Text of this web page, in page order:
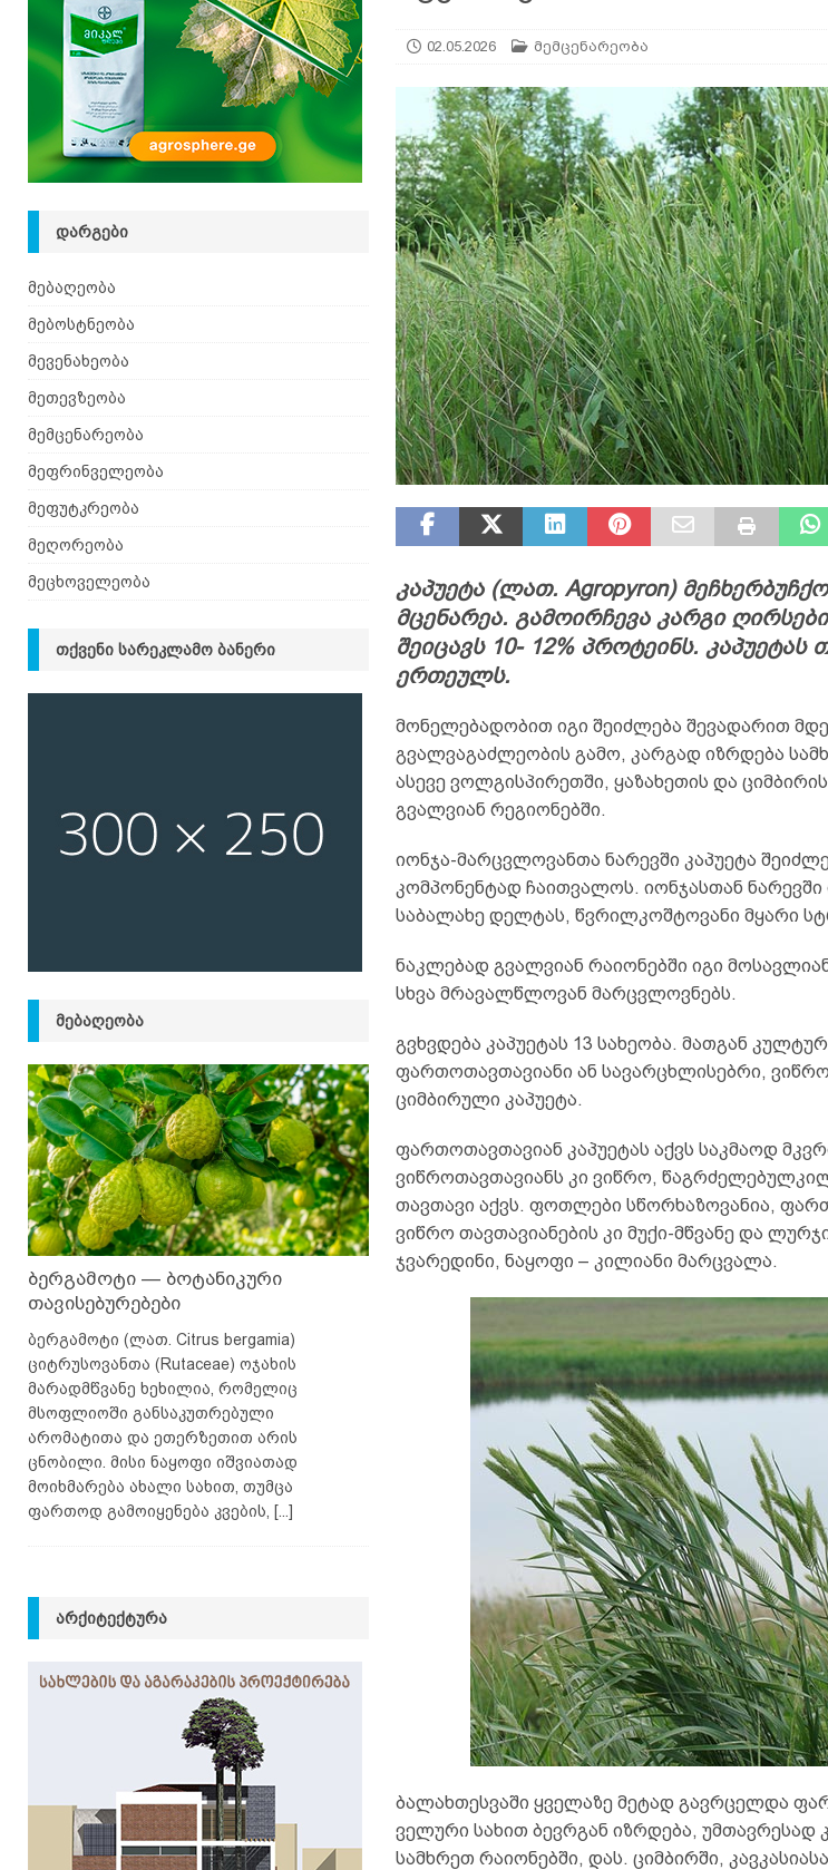
იზრდება ᲛᲔᲑᲝᲡᲢᲜᲔᲝᲑᲐ
[ 06.08.2026 ] მაჯაღვერი – დეკორატიული მცენარე AGROPLUS
02.05.2026 მემცენარეობა
კაპუეტა (ლათ. Agropyron)
მცენარეა. გამოირჩევა კარგი
შეიცავს 10- 12% პროტეინს. კაპუეტას
ერთეულს.
მონელებადობით იგი შეიძლება შევადარით
გვალვაგაძლეობის გამო, კარგად იზრდება
ასევე ვოლგისპირეთში, ყაზახეთის და
გვალვიან რეგიონებში.
იონჯა-მარცვლოვანთა ნარევში კაპუეტა
კომპონენტად ჩაითვალოს. იონჯასთან ნარევში
საბალახე დელტას, წვრილკოშტოვანი მყარი
ნაკლებად გვალვიან რაიონებში იგი
სხვა მრავალწლოვან მარცვლოვნებს.
გვხვდება კაპუეტას 13 სახეობა. მათგან
ფართოთავთავიანი ან სავარცხლისებრი,
ციმბირული კაპუეტა.
ფართოთავთავიან კაპუეტას აქვს საკმაოდ
ვიწროთავთავიანს კი ვიწრო,
თავთავი აქვს. ფოთლები სწორხაზოვანია,
ვიწრო თავთავიანების კი მუქი-მწვანე და
ჯვარედინი, ნაყოფი – კილიანი მარცვალა.
ბალახთესვაში ყველაზე მეტად გავრცელდა
ველური სახით ბევრგან იზრდება, უმთავრესად
სამხრეთ რაიონებში, დას. ციმბირში,
ᲓᲐᲠᲒᲔᲑᲘ
მებაღეობა
მებოსტნეობა
მევენახეობა
მეთევზეობა
მემცენარეობა
მეფრინველეობა
მეფუტკრეობა
მეღორეობა
მეცხოველეობა
ᲗᲥᲕᲔᲜᲘ ᲡᲐᲠᲔᲙᲚᲐᲛᲝ ᲑᲐᲜᲔᲠᲘ
ᲛᲔᲑᲐᲦᲔᲝᲑᲐ
ბერგამოტი — ბოტანიკური
თავისებურებები
ბერგამოტი (ლათ. Citrus bergamia)
ციტრუსოვანთა (Rutaceae) ოჯახის
მარადმწვანე ხეხილია, რომელიც
მსოფლიოში განსაკუთრებული
არომატითა და ეთერზეთით არის
ცნობილი. მისი ნაყოფი იშვიათად
მოიხმარება ახალი სახით, თუმცა
ფართოდ გამოიყენება კვების,
[...]
ᲐᲠᲥᲘᲢᲔᲥᲢᲣᲠᲐ